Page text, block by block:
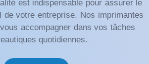
est indispensable pour assurer le
de votre entreprise. Nos imprimantes
accompagner dans vos tâches
quotidiennes.